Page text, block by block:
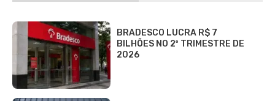
BRADESCO LUCRA R$ 7
BILHÕES NO 2º TRIMESTRE DE
2026